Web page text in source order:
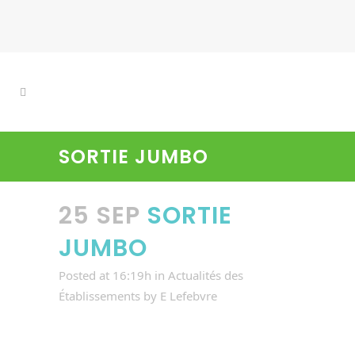
SORTIE JUMBO
25 SEP SORTIE
JUMBO
Posted at 16:19h in Actualités des
Établissements by E Lefebvre